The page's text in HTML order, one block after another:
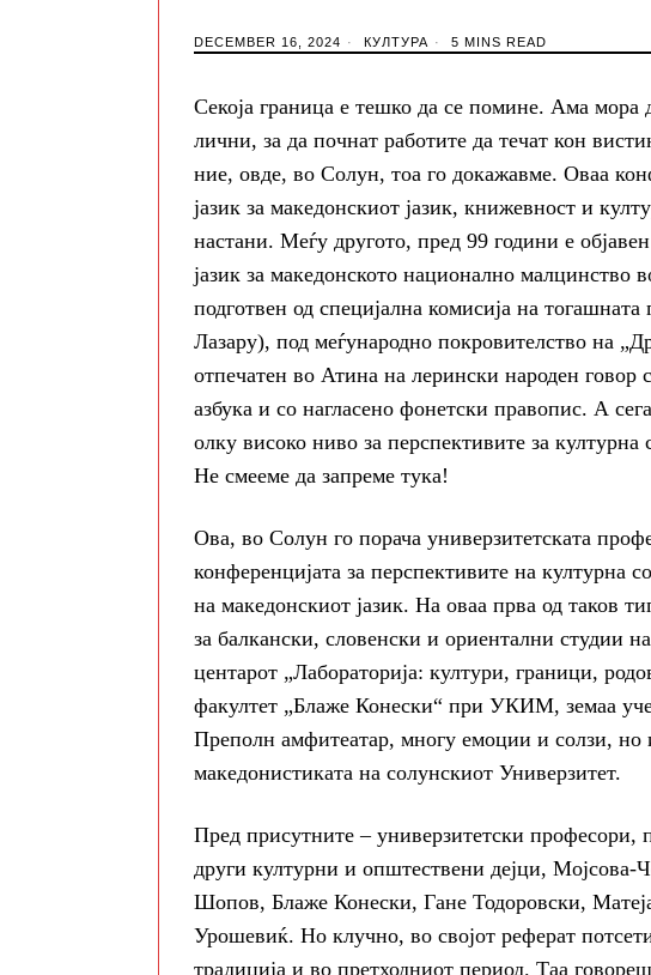
DECEMBER 16, 2024 КУЛТУРА 5 MINS READ
Секоја граница е тешко да се помине. Ама
лични, за да почнат рабoтите да течат кон
ние, овде, во Солун, тоа го докажавме. Оваа
јазик за македонскиот јазик, книжевност и
настани. Меѓу другото, пред 99 години е
јазик за македонското национално
подготвен од специјална комисија на
Лазару), под меѓународно покровителство на
отпечатен во Атина на лерински народен говор
азбука и со нагласено фонетски правопис. А
олку високо ниво за перспективите за
Не смееме да запреме тука!
Ова, во Солун го порача универзитетската
конференцијата за перспективитe на културна
на македонскиот јазик. На оваа прва од таков
за балкански, словенски и ориентални студии
центарот „Лабораторија: култури, граници,
факултет „Блаже Конески“ при УКИМ, земаа
Преполн амфитеатар, многу емоции и солзи,
македонистиката на солунскиот Универзитет.
Пред присутните – универзитетски професори,
други културни и општествени дејци,
Шопов, Блаже Конески, Гане Тодоровски,
Урошевиќ. Но клучно, во својот реферат
традиција и во претходниот период. Таа